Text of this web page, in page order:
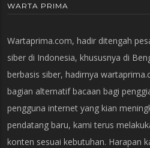
WARTA PRIMA
Wartaprima.com, hadir ditengah
siber di Indonesia, khususnya di
berbasis siber, hadirnya
bagian alternatif bacaan bagi
pengguna internet yang kian
pendatang baru, kami terus
konten sesuai kebutuhan. Harapan